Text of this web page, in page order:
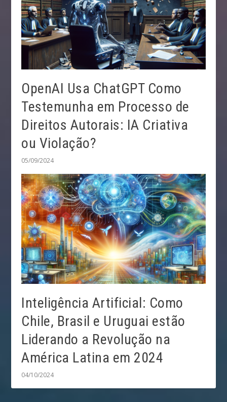
OpenAI Usa ChatGPT Como
Testemunha em Processo de
Direitos Autorais: IA Criativa
ou Violação?
05/09/2024
Inteligência Artificial: Como
Chile, Brasil e Uruguai estão
Liderando a Revolução na
América Latina em 2024
04/10/2024